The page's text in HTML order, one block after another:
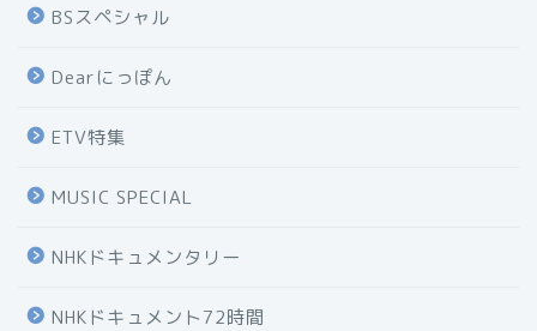
BSスペシャル
Dearにっぽん
ETV特集
MUSIC SPECIAL
NHKドキュメンタリー
NHKドキュメント72時間